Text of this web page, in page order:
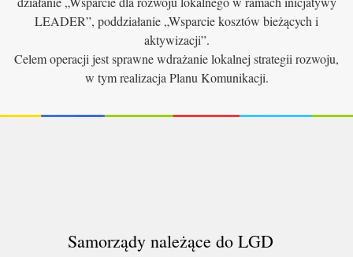
LEADER”, poddziałanie „Wsparcie kosztów bieżących i
aktywizacji”.
Celem operacji jest sprawne wdrażanie lokalnej strategii rozwoju,
w tym realizacja Planu Komunikacji.
Samorządy należące do LGD